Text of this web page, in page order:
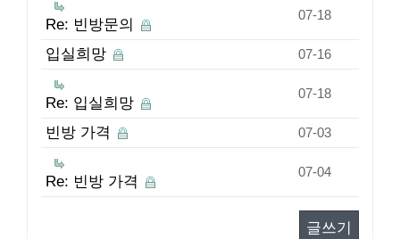
Re: 빈방문의
07-18
입실희망 07-16
Re: 입실희망
07-18
빈방 가격 07-03
Re: 빈방 가격
07-04
글쓰기